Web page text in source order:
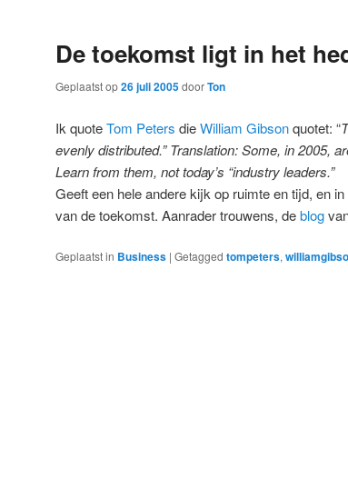
De toekomst ligt in het
Geplaatst op26 juli 2005doorTon
Ik quoteTom Peters dieWilliam Gibsonquotet: “
evenly distributed.” Translation: Some, in 2005,
Learn from them, not today’s “industry leaders.”
Geeft een hele andere kijk op ruimte en tijd, en
van de toekomst. Aanrader trouwens, deblog
Geplaatst in Business | Getagged tompeters,